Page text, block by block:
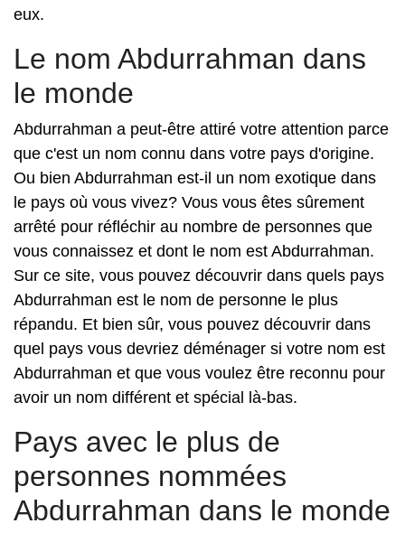
eux.
Le nom Abdurrahman dans
le monde
Abdurrahman a peut-être attiré votre attention parce
que c'est un nom connu dans votre pays d'origine.
Ou bien Abdurrahman est-il un nom exotique dans
le pays où vous vivez? Vous vous êtes sûrement
arrêté pour réfléchir au nombre de personnes que
vous connaissez et dont le nom est Abdurrahman.
Sur ce site, vous pouvez découvrir dans quels pays
Abdurrahman est le nom de personne le plus
répandu. Et bien sûr, vous pouvez découvrir dans
quel pays vous devriez déménager si votre nom est
Abdurrahman et que vous voulez être reconnu pour
avoir un nom différent et spécial là-bas.
Pays avec le plus de
personnes nommées
Abdurrahman dans le monde